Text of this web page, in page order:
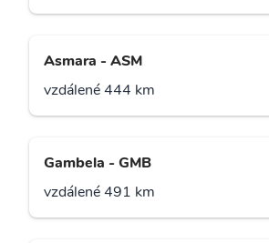
Asmara - ASM
vzdálené 444 km
Gambela - GMB
vzdálené 491 km